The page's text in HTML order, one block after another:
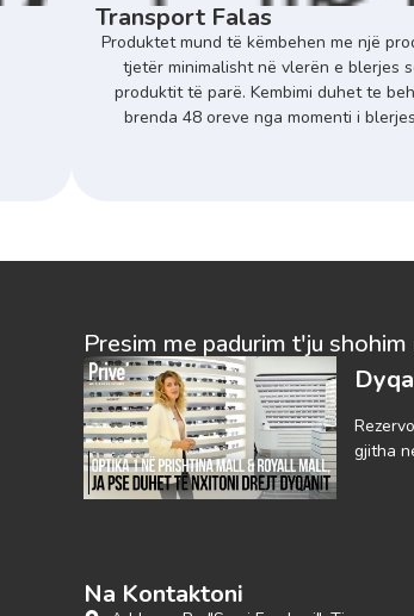
Transport Falas
Produktet mund të këmbehen me një
tjetër minimalisht në vlerën e blerjes
produktit të parë. Kembimi duhet te
brenda 48 oreve nga momenti i
Presim me padurim t'ju
gjitha
Na Kontaktoni